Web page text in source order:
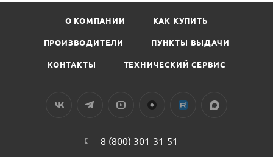
О КОМПАНИИ КАК КУПИТЬ
ПРОИЗВОДИТЕЛИ ПУНКТЫ ВЫДАЧИ
КОНТАКТЫ ТЕХНИЧЕСКИЙ СЕРВИС
8 (800) 301-31-51